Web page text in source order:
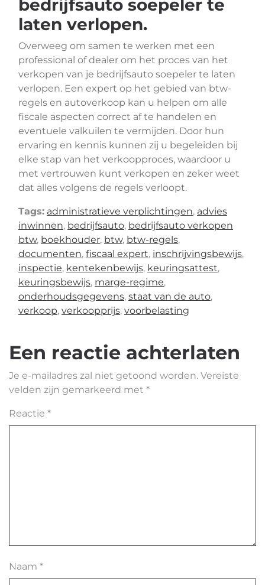
bedrijfsauto soepeler te
laten verlopen.
Overweeg om samen te werken met een
professional of dealer om het proces van het
verkopen van je bedrijfsauto soepeler te laten
verlopen. Een expert op het gebied van btw-
regels en autoverkoop kan u helpen om alle
fiscale aspecten correct af te handelen en
eventuele valkuilen te vermijden. Door hun
ervaring en kennis kunnen zij u begeleiden bij
elke stap van het verkoopproces, waardoor u
met vertrouwen kunt verkopen en zeker weet
dat alles volgens de regels verloopt.
Tags: administratieve verplichtingen, advies
inwinnen, bedrijfsauto, bedrijfsauto verkopen
btw, boekhouder, btw, btw-regels,
documenten, fiscaal expert, inschrijvingsbewijs,
inspectie, kentekenbewijs, keuringsattest,
keuringsbewijs, marge-regime,
onderhoudsgegevens, staat van de auto,
verkoop, verkoopprijs, voorbelasting
Een reactie achterlaten
Je e-mailadres zal niet getoond worden. Vereiste
velden zijn gemarkeerd met *
Reactie *
Naam *